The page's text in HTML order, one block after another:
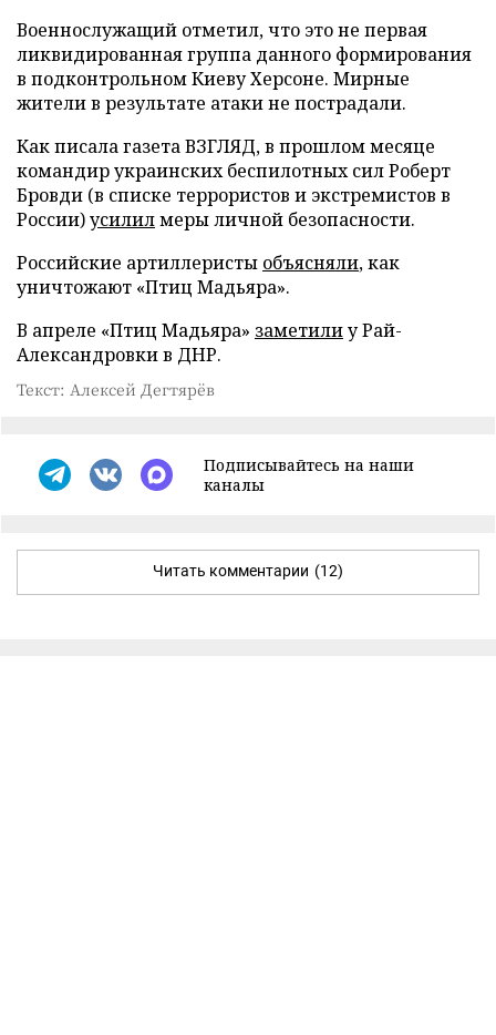
Военнослужащий отметил, что это не первая
ликвидированная группа данного формирования
в подконтрольном Киеву Херсоне. Мирные
жители в результате атаки не пострадали.
Как писала газета ВЗГЛЯД, в прошлом месяце
командир украинских беспилотных сил Роберт
Бровди (в списке террористов и экстремистов в
России)усилилмеры личной безопасности.
Российские артиллеристы объясняли, как
уничтожают «Птиц Мадьяра».
В апреле «Птиц Мадьяра» заметилиу Рай-
Александровки в ДНР.
Текст: Алексей Дегтярёв
Подписывайтесь на наши
каналы
Читать комментарии (12)